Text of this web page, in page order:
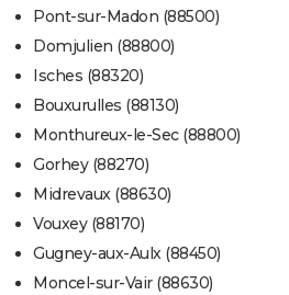
Pont-sur-Madon (88500)
Domjulien (88800)
Isches (88320)
Bouxurulles (88130)
Monthureux-le-Sec (88800)
Gorhey (88270)
Midrevaux (88630)
Vouxey (88170)
Gugney-aux-Aulx (88450)
Moncel-sur-Vair (88630)